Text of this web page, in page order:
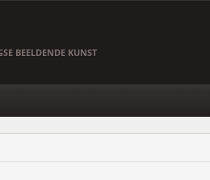
BEELDENDE KUNST